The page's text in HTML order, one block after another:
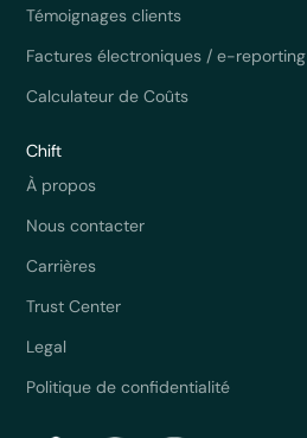
Témoignages clients
Factures électroniques / e-reporting
Calculateur de Coûts
Chift
À propos
Nous contacter
Carrières
Trust Center
Legal
Politique de confidentialité